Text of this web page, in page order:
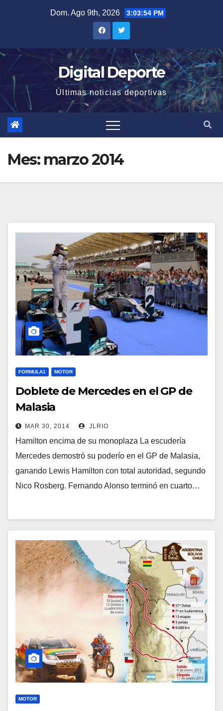
Dom. Ago 9th, 2026 3:03:55 PM
Digital Deporte
Últimas noticias deportivas
Mes: marzo 2014
FORMULA1 MOTOR
Doblete de Mercedes en el GP de
Malasia
MAR 30, 2014 JLRIO
Hamilton encima de su monoplaza La escudería
Mercedes demostró su poderío en el GP de Malasia,
ganando Lewis Hamilton con total autoridad, segundo
Nico Rosberg. Fernando Alonso terminó en cuarto…
MOTOR